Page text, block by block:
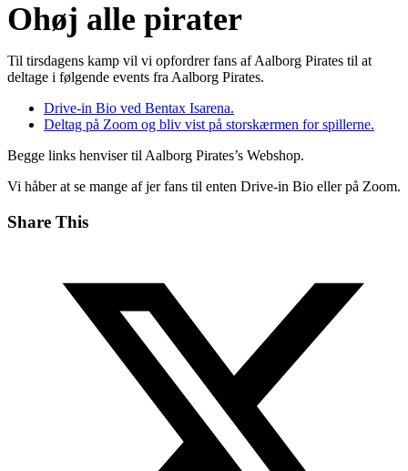
Ohøj alle pirater
Til tirsdagens kamp vil vi opfordrer fans af Aalborg Pirates til at
deltage i følgende events fra Aalborg Pirates.
Drive-in Bio ved Bentax Isarena.
Deltag på Zoom og bliv vist på storskærmen for spillerne.
Begge links henviser til Aalborg Pirates’s Webshop.
Vi håber at se mange af jer fans til enten Drive-in Bio eller på Zoom.
Share This